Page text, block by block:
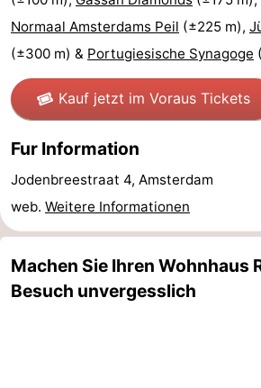
Südholland
Praktisch
Reisebuchshop
Őffentliche
Verkehr
Route
Hauptbahnhof
Schiphol
Normaal Amsterdams Peil (±225 m),
(±300 m) & Portugiesische Synagoge
Kauf jetzt im Voraus Tickets
Fur Information
Jodenbreestraat 4, Amsterdam
web. Weitere Informationen
Machen Sie Ihren Wohnhaus
Besuch unvergesslich